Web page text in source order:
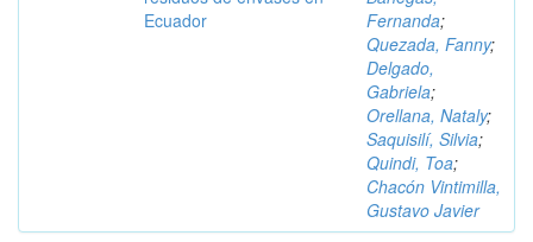
Ecuador
Fernanda;
Quezada, Fanny;
Delgado,
Gabriela;
Orellana, Nataly;
Saquisilí, Silvia;
Quindi, Toa;
Chacón Vintimilla,
Gustavo Javier